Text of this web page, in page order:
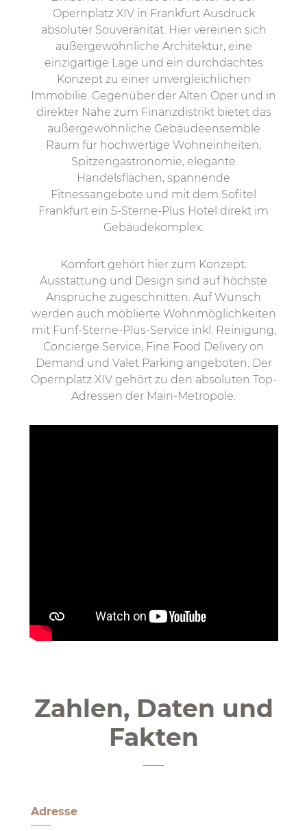
Opernplatz XIV in Frankfurt Ausdruck
absoluter Souveränität. Hier vereinen sich
außergewöhnliche Architektur, eine
einzigartige Lage und ein durchdachtes
Konzept zu einer unvergleichlichen
Immobilie. Gegenüber der Alten Oper und in
direkter Nähe zum Finanzdistrikt bietet das
außergewöhnliche Gebäudeensemble
Raum für hochwertige Wohneinheiten,
Spitzengastronomie, elegante
Handelsflächen, spannende
Fitnessangebote und mit dem Sofitel
Frankfurt ein 5-Sterne-Plus Hotel direkt im
Gebäudekomplex.
Komfort gehört hier zum Konzept:
Ausstattung und Design sind auf höchste
Ansprüche zugeschnitten. Auf Wunsch
werden auch möblierte Wohnmöglichkeiten
mit Fünf-Sterne-Plus-Service inkl. Reinigung,
Concierge Service, Fine Food Delivery on
Demand und Valet Parking angeboten. Der
Opernplatz XIV gehört zu den absoluten Top-
Adressen der Main-Metropole.
Zahlen, Daten und
Fakten
Adresse